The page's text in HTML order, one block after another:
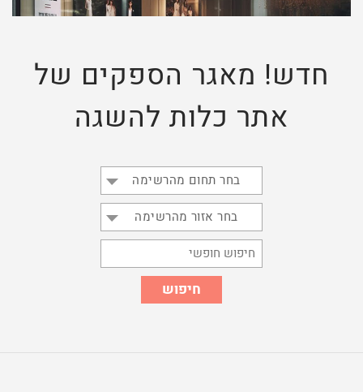
חדש! מאגר הספקים של
אתר כלות להשגה
בחר תחום מהרשימה
בחר אזור מהרשימה
חיפוש